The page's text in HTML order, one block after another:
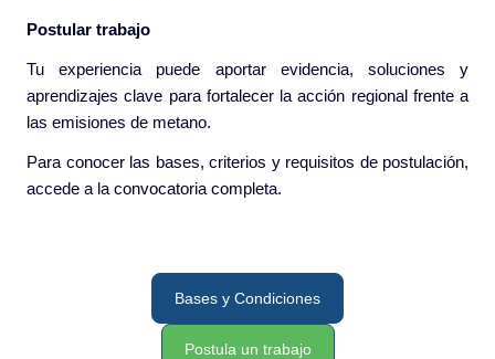
Postular trabajo
Tu experiencia puede aportar evidencia, soluciones y
aprendizajes clave para fortalecer la acción regional frente a
las emisiones de metano.
Para conocer las bases, criterios y requisitos de postulación,
accede a la convocatoria completa.
Bases y Condiciones
Postula un trabajo